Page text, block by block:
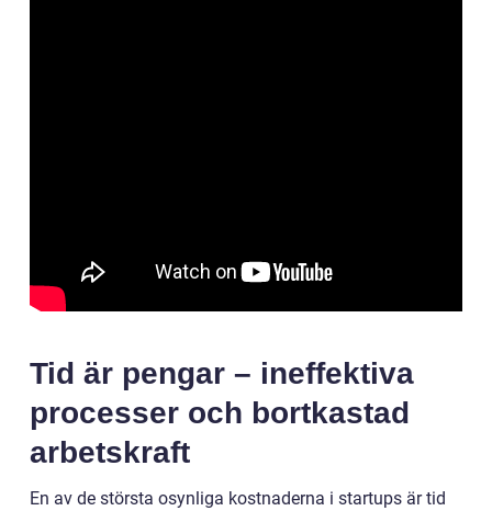
Tid är pengar – ineffektiva
processer och bortkastad
arbetskraft
En av de största osynliga kostnaderna i startups är tid